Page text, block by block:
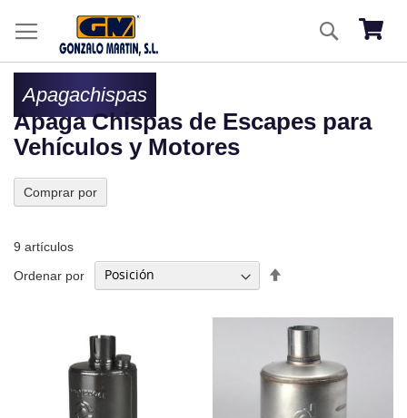
Mi
Buscar
Apagachispas
Apaga Chispas de Escapes para
Vehículos y Motores
9 artículos
Ordenar por
Comprar por